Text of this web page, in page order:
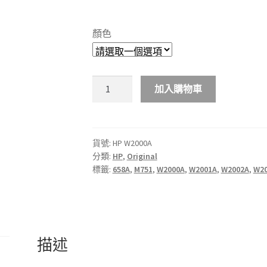
$2,688.00
顏色
廠
碳
粉
加入購物車
貨號: HP W2000A
分類: HP, Original
標籤: 658A, M751, W2000A, W2001A, W2002A,
描述